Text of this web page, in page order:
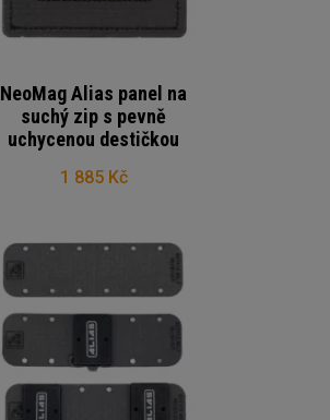
NeoMag Alias panel na
suchý zip s pevně
uchycenou destičkou
1 885 Kč